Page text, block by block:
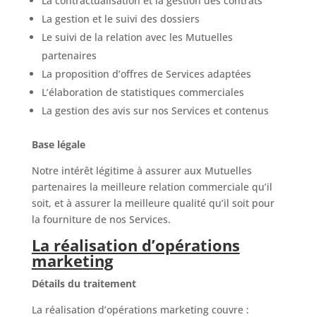
La gestion et le suivi des dossiers
Le suivi de la relation avec les Mutuelles
partenaires
La proposition d’offres de Services adaptées
L’élaboration de statistiques commerciales
La gestion des avis sur nos Services et contenus
Base légale
Notre intérêt légitime à assurer aux Mutuelles
partenaires la meilleure relation commerciale qu’il
soit, et à assurer la meilleure qualité qu’il soit pour
la fourniture de nos Services.
La réalisation d’opérations
marketing
Détails du traitement
La réalisation d’opérations marketing couvre :